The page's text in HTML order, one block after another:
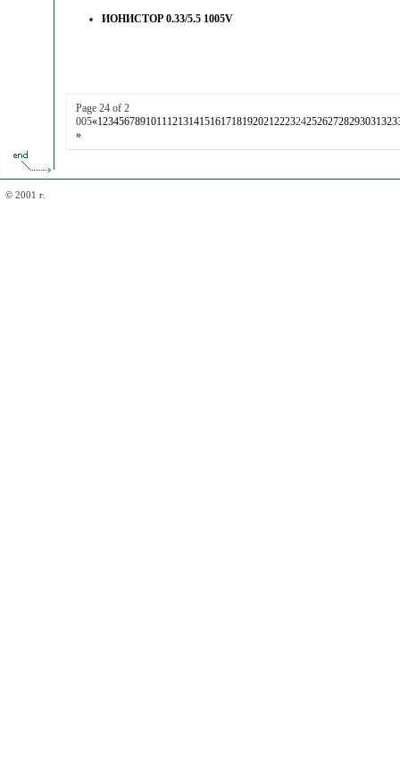
ИОНИСТОР 0.33/5.5 1005V
Page 24 of 2
005«1234567891011121314151617181920212223242526272829303132
»
© 2001 г.